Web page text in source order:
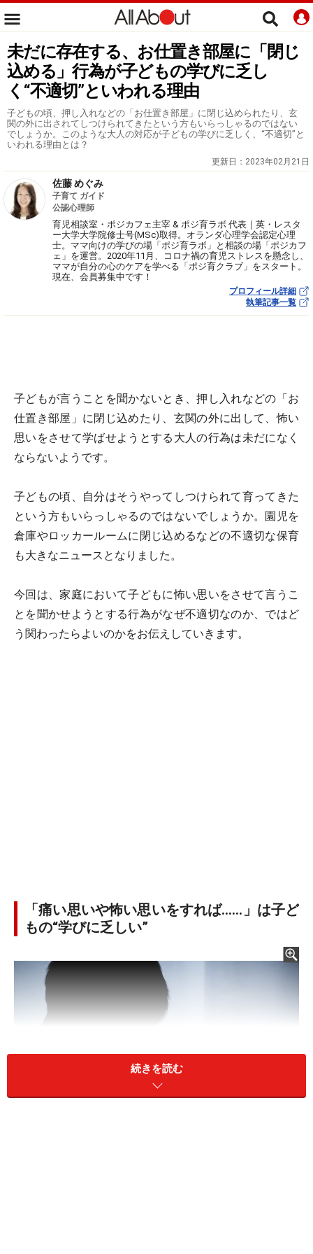
未だに存在する、お仕置き部屋に「閉じ
込める」行為が子どもの学びに乏し
く“不適切”といわれる理由
子どもの頃、押し入れなどの「お仕置き部屋」に閉じ込められたり、玄
関の外に出されてしつけられてきたという方もいらっしゃるのではない
でしょうか。このような大人の対応が子どもの学びに乏しく、“不適切”と
いわれる理由とは？
更新日： 2023年02月21日
佐藤 めぐみ
子育て ガイド
公認心理師
育児相談室・ポジカフェ主宰 & ポジ育ラボ 代表｜英・レスタ
ー大学大学院修士号(MSc)取得。オランダ心理学会認定心理
士。ママ向けの学びの場「ポジ育ラボ」と相談の場「ポジカフ
ェ」を運営。2020年11月、コロナ禍の育児ストレスを懸念し、
ママが自分の心のケアを学べる「ポジ育クラブ」をスタート。
現在、会員募集中です！
プロフィール詳細
執筆記事一覧
子どもが言うことを聞かないとき、押し入れなどの「お
仕置き部屋」に閉じ込めたり、玄関の外に出して、怖い
思いをさせて学ばせようとする大人の行為は未だになく
ならないようです。
子どもの頃、自分はそうやってしつけられて育ってきた
という方もいらっしゃるのではないでしょうか。園児を
倉庫やロッカールームに閉じ込めるなどの不適切な保育
も大きなニュースとなりました。
今回は、家庭において子どもに怖い思いをさせて言うこ
とを聞かせようとする行為がなぜ不適切なのか、ではど
う関わったらよいのかをお伝えしていきます。
「痛い思いや怖い思いをすれば……」は子ど
もの“学びに乏しい”
続きを読む